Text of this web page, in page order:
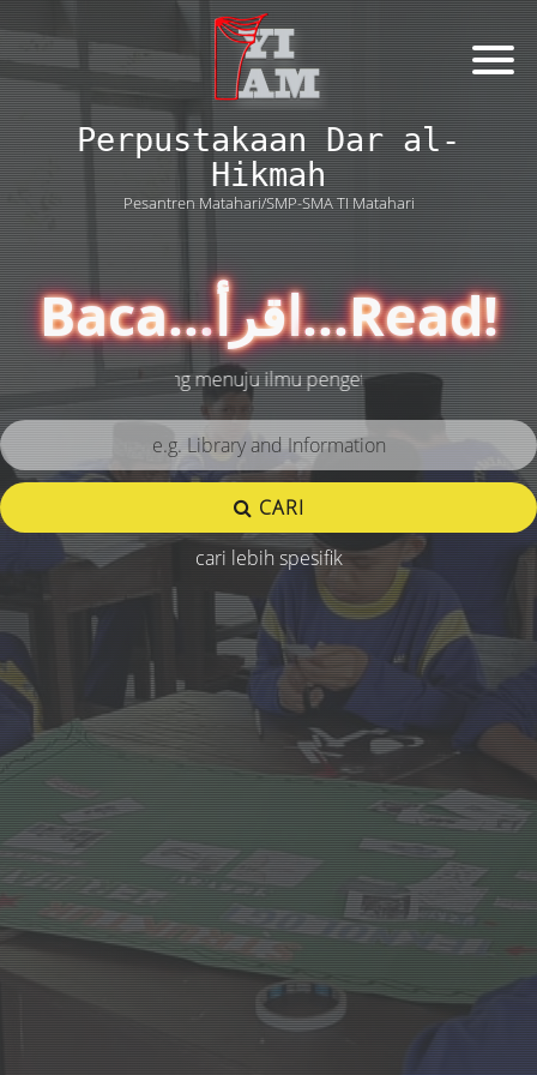
Perpustakaan Dar al-
Hikmah
Pesantren Matahari/SMP-SMA TI Matahari
Baca...اقرأ...Read!
adalah gerbang menuju ilmu pengetahuan
CARI
cari lebih spesifik